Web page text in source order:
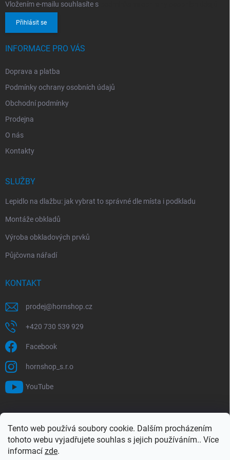
Tento web používá soubory cookie. Dalším procházením
tohoto webu vyjadřujete souhlas s jejich používáním.. Více
informací zde.
Vložením e-mailu souhlasíte s
Přihlásit se
INFORMACE PRO VÁS
Doprava a platba
Podmínky ochrany osobních údajů
Obchodní podmínky
Prodejna
O nás
Kontakty
SLUŽBY
Lepidlo na dlažbu: jak vybrat to správné dle místa i podkladu
Montáže obkladů
Výroba obkladových prvků
Půjčovna nářadí
KONTAKT
prodej@hornshop.cz
+420 730 539 929
Facebook
hornshop_s.r.o
YouTube
Hledat